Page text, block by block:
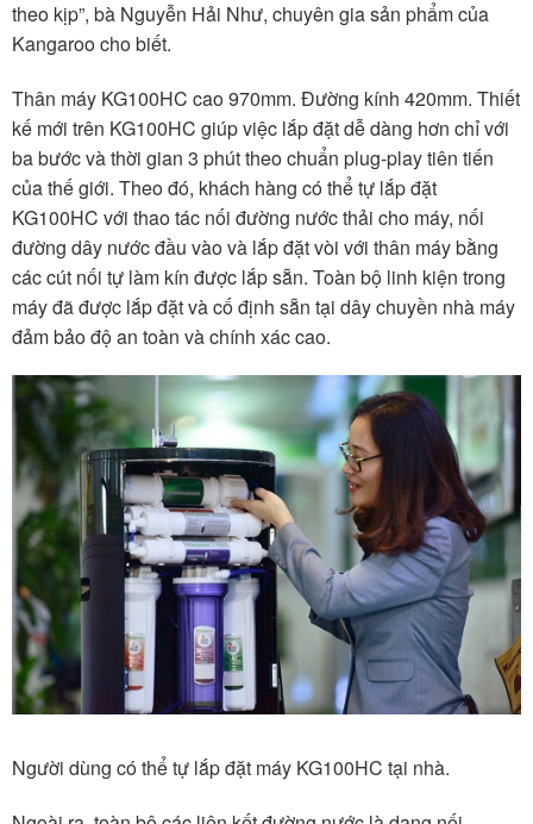
theo kịp”, bà Nguyễn Hải Như, chuyên gia sản phẩm của
Kangaroo cho biết.
Thân máy KG100HC cao 970mm. Đường kính 420mm. Thiết
kế mới trên KG100HC giúp việc lắp đặt dễ dàng hơn chỉ với
ba bước và thời gian 3 phút theo chuẩn plug-play tiên tiến
của thế giới. Theo đó, khách hàng có thể tự lắp đặt
KG100HC với thao tác nối đường nước thải cho máy, nối
đường dây nước đầu vào và lắp đặt vòi với thân máy bằng
các cút nối tự làm kín được lắp sẵn. Toàn bộ linh kiện trong
máy đã được lắp đặt và cố định sẵn tại dây chuyền nhà máy
đảm bảo độ an toàn và chính xác cao.
Người dùng có thể tự lắp đặt máy KG100HC tại nhà.